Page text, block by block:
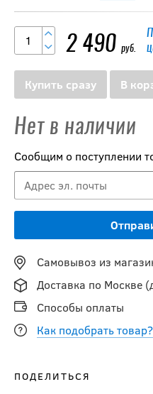
2 490 руб.
Купить сразу В
Нет в наличии
Сообщим о поступлении
Самовывоз из
Доставка по Москве
Способы оплаты
Как подобрать товар?
ПОДЕЛИТЬСЯ